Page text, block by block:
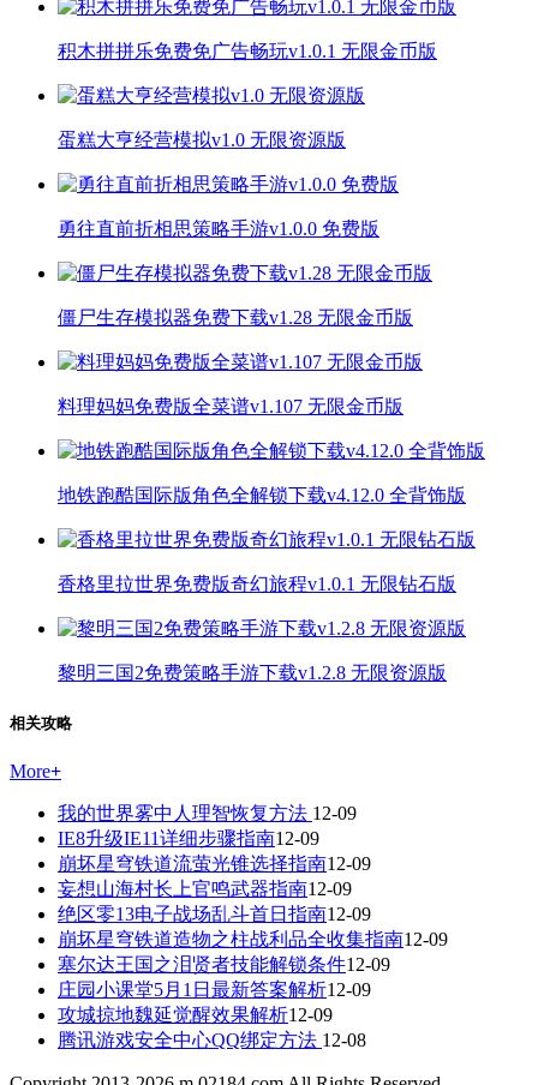
积木拼拼乐免费免广告畅玩v1.0.1 无限金币版
蛋糕大亨经营模拟v1.0 无限资源版
勇往直前折相思策略手游v1.0.0 免费版
僵尸生存模拟器免费下载v1.28 无限金币版
料理妈妈免费版全菜谱v1.107 无限金币版
地铁跑酷国际版角色全解锁下载v4.12.0 全背饰版
香格里拉世界免费版奇幻旅程v1.0.1 无限钻石版
黎明三国2免费策略手游下载v1.2.8 无限资源版
相关攻略
More+
我的世界雾中人理智恢复方法 12-09
IE8升级IE11详细步骤指南12-09
崩坏星穹铁道流萤光锥选择指南12-09
妄想山海村长上官鸣武器指南12-09
绝区零13电子战场乱斗首日指南12-09
崩坏星穹铁道造物之柱战利品全收集指南12-09
塞尔达王国之泪贤者技能解锁条件12-09
庄园小课堂5月1日最新答案解析12-09
攻城掠地魏延觉醒效果解析12-09
腾讯游戏安全中心QQ绑定方法 12-08